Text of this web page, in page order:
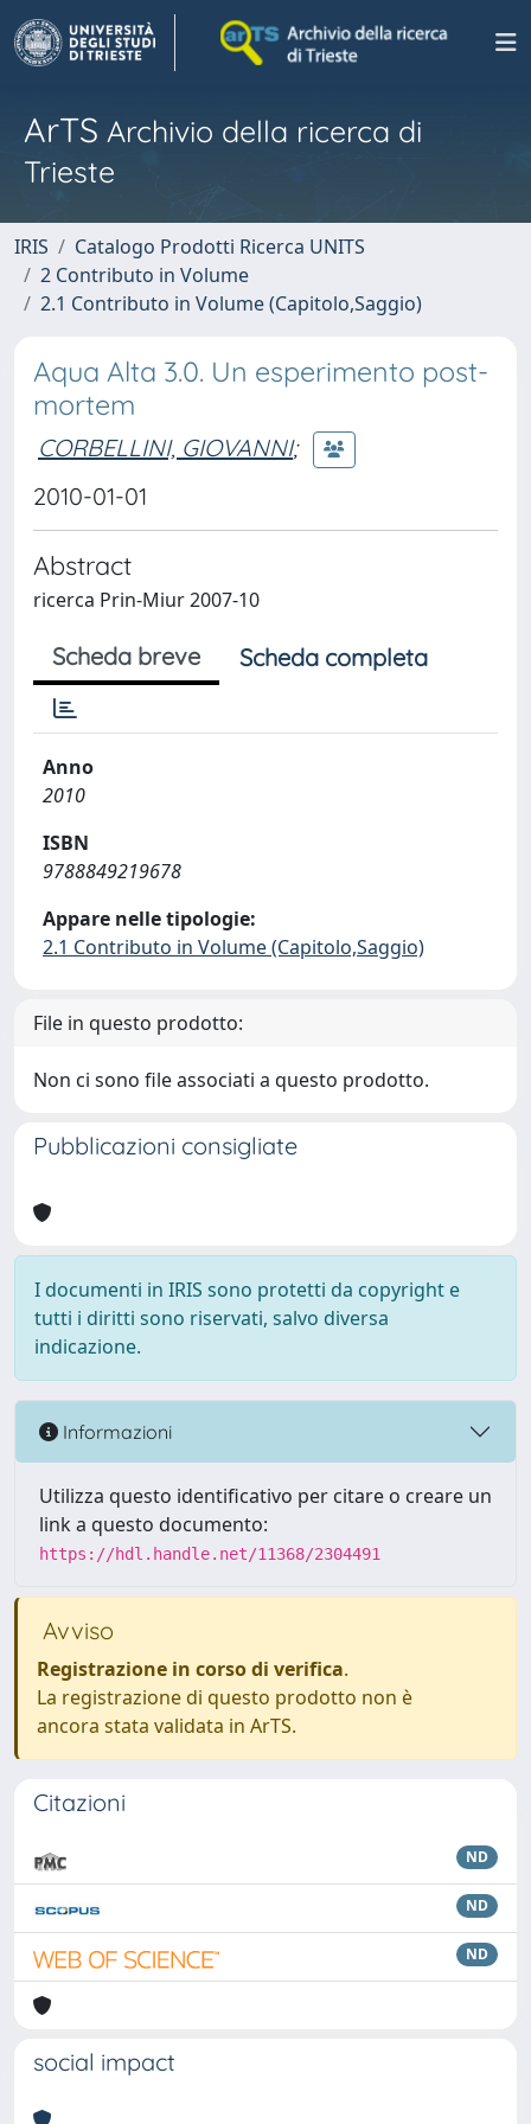
ArTS Archivio della ricerca di
Trieste
IRIS
Catalogo Prodotti Ricerca UNITS
2 Contributo in Volume
2.1 Contributo in Volume (Capitolo,Saggio)
Aqua Alta 3.0. Un esperimento post-
mortem
CORBELLINI, GIOVANNI;
2010-01-01
Abstract
ricerca Prin-Miur 2007-10
Scheda breve Scheda completa
Anno
2010
ISBN
9788849219678
Appare nelle tipologie:
2.1 Contributo in Volume (Capitolo,Saggio)
File in questo prodotto:
Non ci sono file associati a questo prodotto.
Pubblicazioni consigliate
I documenti in IRIS sono protetti da copyright e
tutti i diritti sono riservati, salvo diversa
indicazione.
Informazioni
Utilizza questo identificativo per citare o creare un
link a questo documento:
https://hdl.handle.net/11368/2304491
Avviso
Registrazione in corso di verifica.
La registrazione di questo prodotto non è
ancora stata validata in ArTS.
Citazioni
ND
ND
ND
social impact